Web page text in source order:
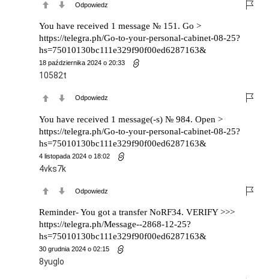
Odpowiedz
You have received 1 message № 151. Go >
https://telegra.ph/Go-to-your-personal-cabinet-08-25?
hs=75010130bc111e329f90f00ed6287163&
18 października 2024 o 20:33
10582t
Odpowiedz
You have received 1 message(-s) № 984. Open >
https://telegra.ph/Go-to-your-personal-cabinet-08-25?
hs=75010130bc111e329f90f00ed6287163&
4 listopada 2024 o 18:02
4vks7k
Odpowiedz
Reminder- You got a transfer NoRF34. VERIFY >>>
https://telegra.ph/Message--2868-12-25?
hs=75010130bc111e329f90f00ed6287163&
30 grudnia 2024 o 02:15
8yuglo